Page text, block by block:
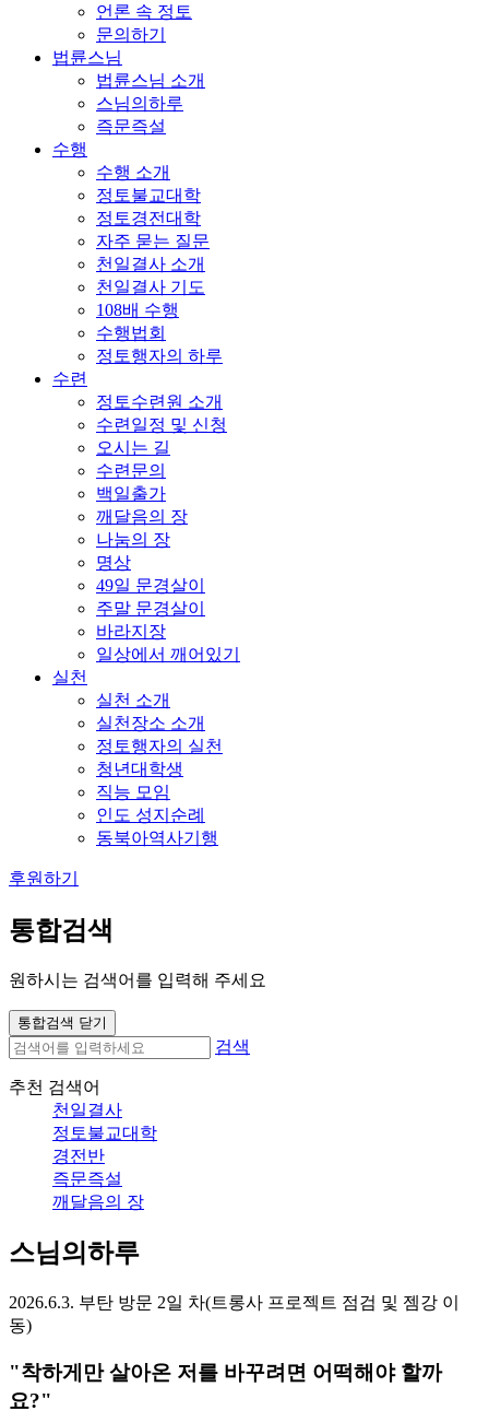
언론 속 정토
문의하기
법륜스님
법륜스님 소개
스님의하루
즉문즉설
수행
수행 소개
정토불교대학
정토경전대학
자주 묻는 질문
천일결사 소개
천일결사 기도
108배 수행
수행법회
정토행자의 하루
수련
정토수련원 소개
수련일정 및 신청
오시는 길
수련문의
백일출가
깨달음의 장
나눔의 장
명상
49일 문경살이
주말 문경살이
바라지장
일상에서 깨어있기
실천
실천 소개
실천장소 소개
정토행자의 실천
청년대학생
직능 모임
인도 성지순례
동북아역사기행
후원하기
통합검색
원하시는 검색어를 입력해 주세요
통합검색 닫기
검색
추천 검색어
천일결사
정토불교대학
경전반
즉문즉설
깨달음의 장
스님의하루
2026.6.3. 부탄 방문 2일 차(트롱사 프로젝트 점검 및 젬강 이
동)
"착하게만 살아온 저를 바꾸려면 어떡해야 할까
요?"